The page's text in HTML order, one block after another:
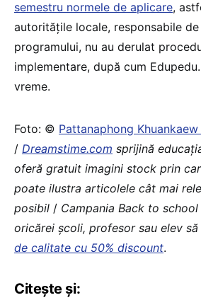
semestru normele de aplicare,
autoritățile locale, responsabile
programului, nu au derulat
implementare, după cum
vreme.
Foto: © Pattanaphong
/ Dreamstime.com sprijină
oferă gratuit imagini stock prin
poate ilustra articolele cât mai
posibil / Campania Back to
oricărei școli, profesor sau elev să
de calitate cu 50% discount.
Citește și: